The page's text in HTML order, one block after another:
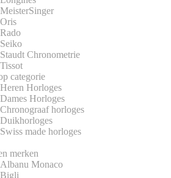
MeisterSinger
Oris
Rado
Seiko
Staudt Chronometrie
Tissot
categorie
Heren Horloges
Dames Horloges
Chronograaf horloges
Duikhorloges
Swiss made horloges
merken
Albanu Monaco
Bigli